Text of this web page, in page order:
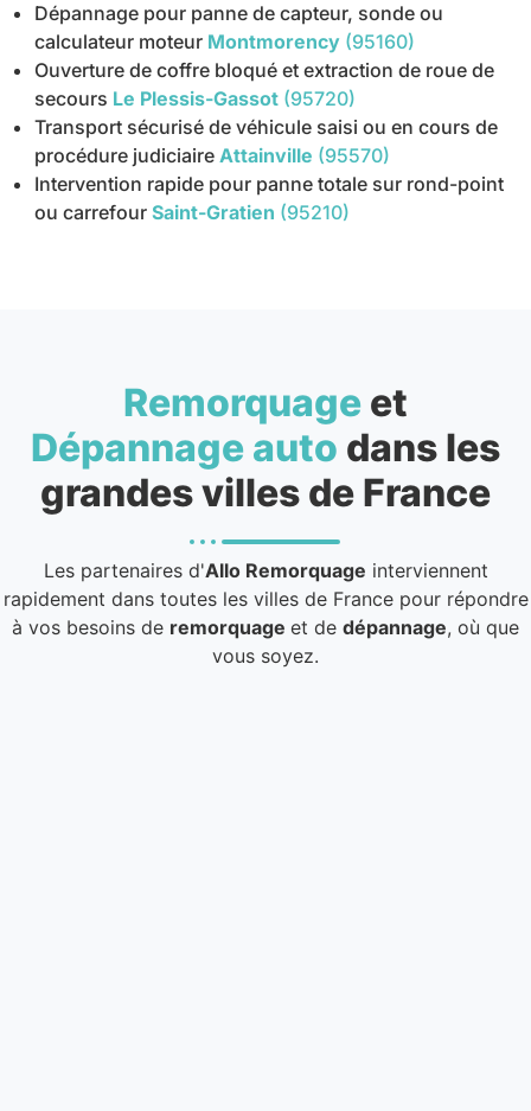
Dépannage pour panne de capteur, sonde ou
calculateur moteur Montmorency (95160)
Ouverture de coffre bloqué et extraction de roue de
secours Le Plessis-Gassot (95720)
Transport sécurisé de véhicule saisi ou en cours de
procédure judiciaire Attainville (95570)
Intervention rapide pour panne totale sur rond-point
ou carrefour Saint-Gratien (95210)
Remorquage et
Dépannage auto dans les
grandes villes de France
Les partenaires d'Allo Remorquage interviennent
rapidement dans toutes les villes de France pour répondre
à vos besoins de remorquage et de dépannage, où que
vous soyez.